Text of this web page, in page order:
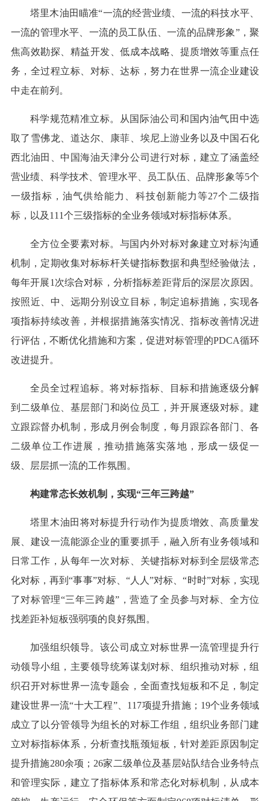
塔里木油田瞄准“一流的经营业绩、一流的科技水平、
一流的管理水平、一流的员工队伍、一流的品牌形象”，聚
焦高效勘探、精益开发、低成本战略、提质增效等重点任
务，全过程立标、对标、达标，努力在世界一流企业建设
中走在前列。
科学规范精准立标。从国际油公司和国内油气田中选
取了雪佛龙、道达尔、康菲、埃尼上游业务以及中国石化
西北油田、中国海油天津分公司进行对标，建立了涵盖经
营业绩、科学技术、管理水平、员工队伍、品牌形象等5个
一级指标，油气供给能力、科技创新能力等27个二级指
标，以及111个三级指标的全业务领域对标指标体系。
全方位全要素对标。与国内外对标对象建立对标沟通
机制，定期收集对标标杆关键指标数据和典型经验做法，
每年开展1次综合对标，分析指标差距背后的深层次原因。
按照近、中、远期分别设立目标，制定追标措施，实现各
项指标持续改善，并根据措施落实情况、指标改善情况进
行评估，不断优化措施和方案，促进对标管理的PDCA循环
改进提升。
全员全过程追标。将对标指标、目标和措施逐级分解
到二级单位、基层部门和岗位员工，并开展逐级对标。建
立跟踪督办机制，形成月例会制度，每月跟踪各部门、各
二级单位工作进展，推动措施落实落地，形成一级促一
级、层层抓一流的工作氛围。
构建常态长效机制，实现“三年三跨越”
塔里木油田将对标提升行动作为提质增效、高质量发
展、建设一流能源企业的重要抓手，融入所有业务领域和
日常工作，从每年一次对标、关键指标对标到全层级常态
化对标，再到“事事”对标、“人人”对标、“时时”对标，实现
了对标管理“三年三跨越”，营造了全员参与对标、全方位
找差距补短板强弱项的良好氛围。
加强组织领导。该公司成立对标世界一流管理提升行
动领导小组，主要领导统筹谋划对标、组织推动对标，组
织召开对标世界一流专题会，全面查找短板和不足，制定
建设世界一流“十大工程”、117项提升措施；19个业务领域
成立了以分管领导为组长的对标工作组，组织业务部门建
立对标指标体系，分析查找瓶颈短板，针对差距原因制定
提升措施280余项；26家二级单位及基层站队结合业务特点
和管理实际，建立了指标体系和常态化对标机制，从成本